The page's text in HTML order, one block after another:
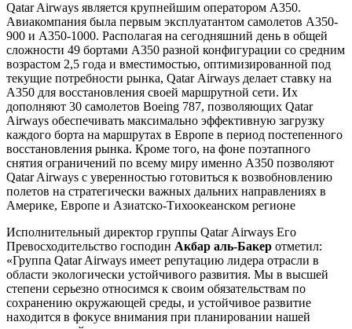
Qatar Airways является крупнейшим оператором A350.
Авиакомпания была первым эксплуатантом самолетов A350-
900 и A350-1000. Располагая на сегодняшний день в общей
сложности 49 бортами A350 разной конфигурации со средним
возрастом 2,5 года и вместимостью, оптимизированной под
текущие потребности рынка, Qatar Airways делает ставку на
A350 для восстановления своей маршрутной сети. Их
дополняют 30 самолетов Boeing 787, позволяющих Qatar
Airways обеспечивать максимально эффективную загрузку
каждого борта на маршрутах в Европе в период постепенного
восстановления рынка. Кроме того, на фоне поэтапного
снятия ограничений по всему миру именно A350 позволяют
Qatar Airways с уверенностью готовиться к возвобновлению
полетов на стратегически важных дальних направлениях в
Америке, Европе и Азиатско-Тихоокеанском регионе
Исполнительный директор группы Qatar Airways Его
Превосходительство господин Акбар аль-Бакер отметил:
«Группа Qatar Airways имеет репутацию лидера отрасли в
области экологически устойчивого развития. Мы в высшей
степени серьезно относимся к своим обязательствам по
сохранению окружающей среды, и устойчивое развитие
находится в фокусе внимания при планировании нашей